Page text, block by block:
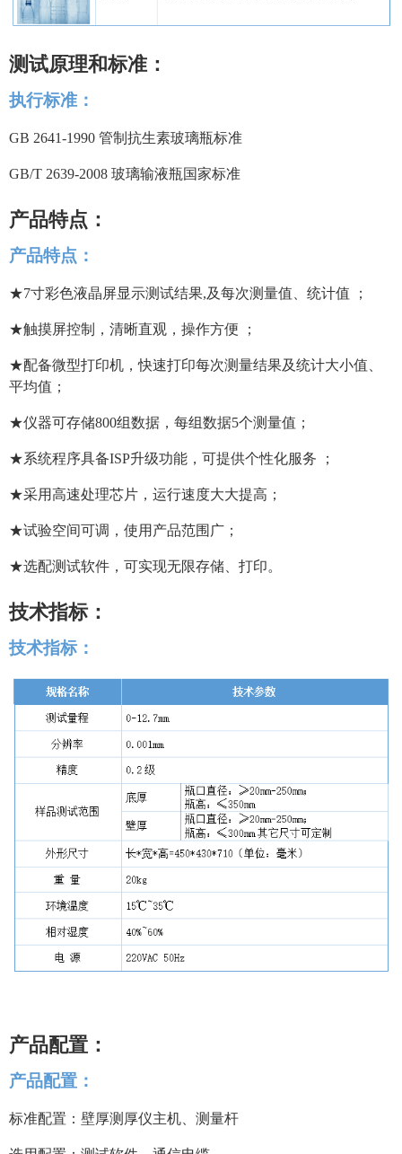
测试原理和标准：
执行标准：
GB 2641-1990 管制抗生素玻璃瓶标准
GB/T 2639-2008 玻璃输液瓶国家标准
产品特点：
产品特点：
★7寸彩色液晶屏显示测试结果,及每次测量值、统计值 ；
★触摸屏控制，清晰直观，操作方便 ；
★配备微型打印机，快速打印每次测量结果及统计大小值、
平均值；
★仪器可存储800组数据，每组数据5个测量值；
★系统程序具备ISP升级功能，可提供个性化服务 ；
★采用高速处理芯片，运行速度大大提高；
★试验空间可调，使用产品范围广；
★选配测试软件，可实现无限存储、打印。
技术指标：
技术指标：
产品配置：
产品配置：
标准配置：壁厚测厚仪主机、测量杆